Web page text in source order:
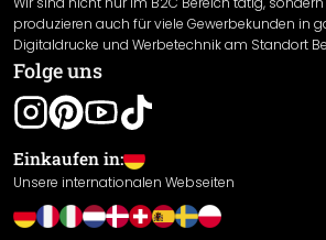
Widerrufsrecht
Datenschutzerklärung
Gewährleistung
Leistungserklärung / CE-Zeichen
Cookie Einstellungen
produzieren auch für viele Gewerbekunden in
Digitaldrucke und Werbetechnik am Standort
Folge uns
Einkaufen in:
Unsere internationalen Webseiten